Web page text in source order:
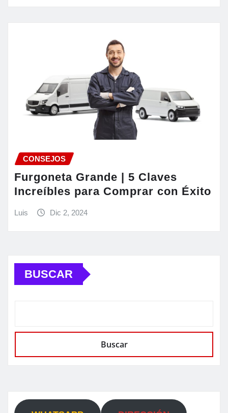
CONSEJOS
Furgoneta Grande | 5 Claves
Increíbles para Comprar con Éxito
Luis Dic 2, 2024
BUSCAR
Buscar